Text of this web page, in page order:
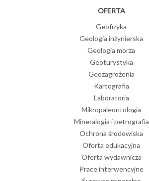
OFERTA
Geofizyka
Geologia inżynierska
Geologia morza
Geoturystyka
Geozagrożenia
Kartografia
Laboratoria
Mikropaleontologia
Mineralogia i petrografia
Ochrona środowiska
Oferta edukacyjna
Oferta wydawnicza
Prace interwencyjne